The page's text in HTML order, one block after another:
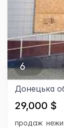
6
Донецька
29,000 $
продаж